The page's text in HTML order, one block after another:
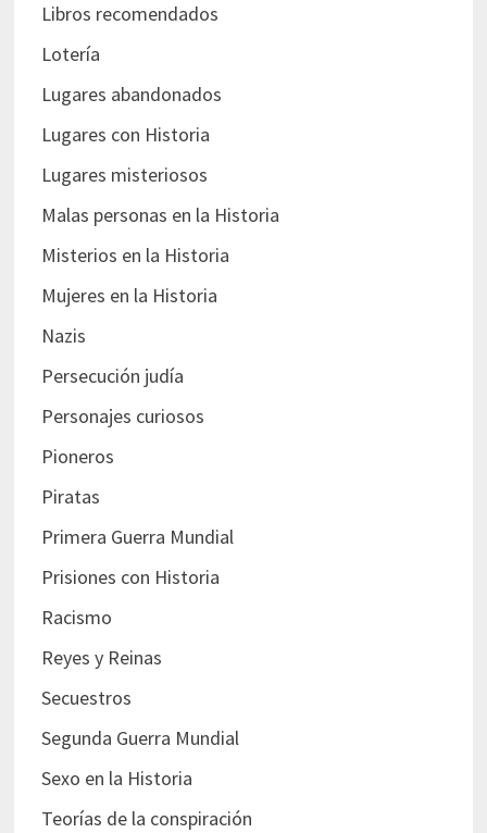
Libros recomendados
Lotería
Lugares abandonados
Lugares con Historia
Lugares misteriosos
Malas personas en la Historia
Misterios en la Historia
Mujeres en la Historia
Nazis
Persecución judía
Personajes curiosos
Pioneros
Piratas
Primera Guerra Mundial
Prisiones con Historia
Racismo
Reyes y Reinas
Secuestros
Segunda Guerra Mundial
Sexo en la Historia
Teorías de la conspiración